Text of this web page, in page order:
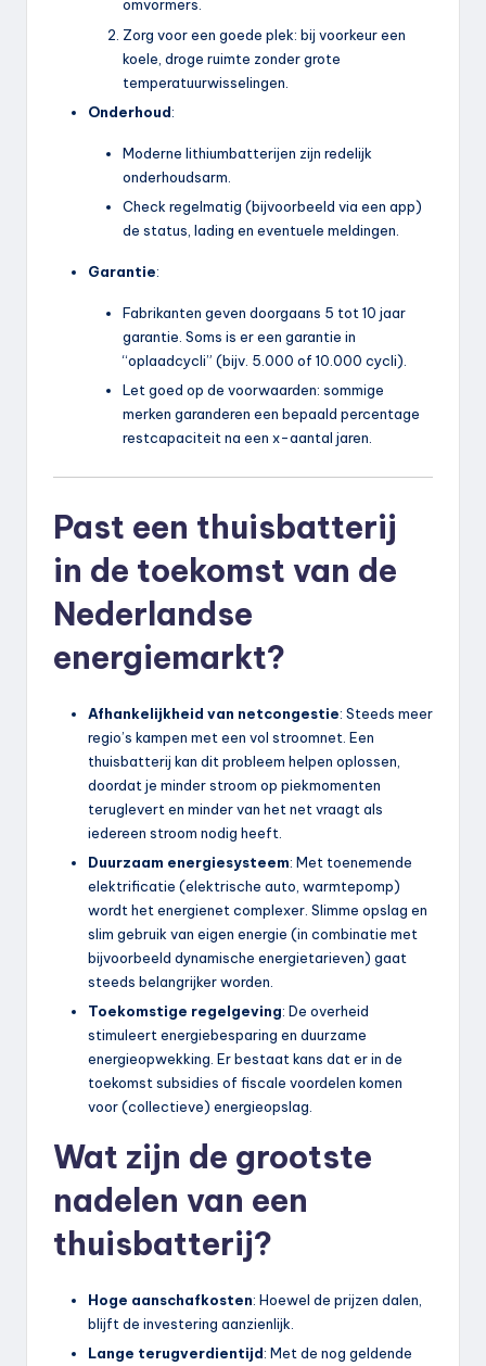
omvormers.
Zorg voor een goede plek: bij voorkeur een
koele, droge ruimte zonder grote
temperatuurwisselingen.
Onderhoud:
Moderne lithiumbatterijen zijn redelijk
onderhoudsarm.
Check regelmatig (bijvoorbeeld via een app)
de status, lading en eventuele meldingen.
Garantie:
Fabrikanten geven doorgaans 5 tot 10 jaar
garantie. Soms is er een garantie in
“oplaadcycli” (bijv. 5.000 of 10.000 cycli).
Let goed op de voorwaarden: sommige
merken garanderen een bepaald percentage
restcapaciteit na een x-aantal jaren.
Past een thuisbatterij
in de toekomst van de
Nederlandse
energiemarkt?
Afhankelijkheid van netcongestie: Steeds meer
regio’s kampen met een vol stroomnet. Een
thuisbatterij kan dit probleem helpen oplossen,
doordat je minder stroom op piekmomenten
teruglevert en minder van het net vraagt als
iedereen stroom nodig heeft.
Duurzaam energiesysteem: Met toenemende
elektrificatie (elektrische auto, warmtepomp)
wordt het energienet complexer. Slimme opslag en
slim gebruik van eigen energie (in combinatie met
bijvoorbeeld dynamische energietarieven) gaat
steeds belangrijker worden.
Toekomstige regelgeving: De overheid
stimuleert energiebesparing en duurzame
energieopwekking. Er bestaat kans dat er in de
toekomst subsidies of fiscale voordelen komen
voor (collectieve) energieopslag.
Wat zijn de grootste
nadelen van een
thuisbatterij?
Hoge aanschafkosten: Hoewel de prijzen dalen,
blijft de investering aanzienlijk.
Lange terugverdientijd: Met de nog geldende